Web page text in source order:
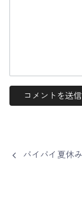
バイバイ夏休み